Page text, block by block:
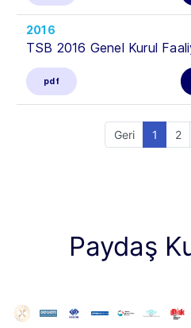
2016
TSB 2016 Genel Kurul
pdf
Geri 1 2
Paydaş